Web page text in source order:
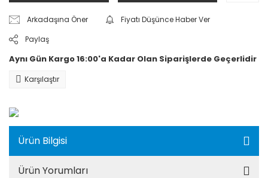
Arkadaşına Öner
Fiyatı Düşünce Haber Ver
Paylaş
Aynı Gün Kargo 16:00'a Kadar Olan Siparişlerde Geçerlidir
Karşılaştır
Ürün Bilgisi
Ürün Yorumları